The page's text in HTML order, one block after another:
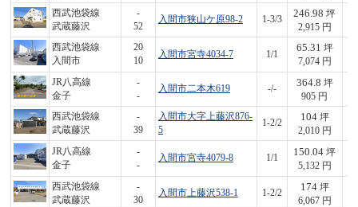
西武池袋線
武蔵藤沢
-
52
入間市狭山ケ原98-2 1-3/3
246.98 坪
2,915 円
西武池袋線
入間市
20
10
入間市宮寺4034-7 1/1
65.31 坪
7,074 円
JR八高線
金子
-
-
入間市二本木619 -/-
364.8 坪
905 円
西武池袋線
武蔵藤沢
-
39
入間市大字上藤沢876-
5
1-2/2
104坪
2,010 円
JR八高線
金子
-
-
入間市宮寺4079-8 1/1
150.04 坪
5,132 円
西武池袋線
武蔵藤沢
-
30
入間市上藤沢538-1 1-2/2
174坪
6,067 円